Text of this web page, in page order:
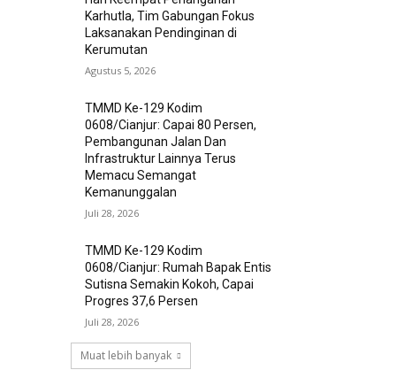
Karhutla, Tim Gabungan Fokus
Laksanakan Pendinginan di
Kerumutan
Agustus 5, 2026
TMMD Ke-129 Kodim
0608/Cianjur: Capai 80 Persen,
Pembangunan Jalan Dan
Infrastruktur Lainnya Terus
Memacu Semangat
Kemanunggalan
Juli 28, 2026
TMMD Ke-129 Kodim
0608/Cianjur: Rumah Bapak Entis
Sutisna Semakin Kokoh, Capai
Progres 37,6 Persen
Juli 28, 2026
Muat lebih banyak